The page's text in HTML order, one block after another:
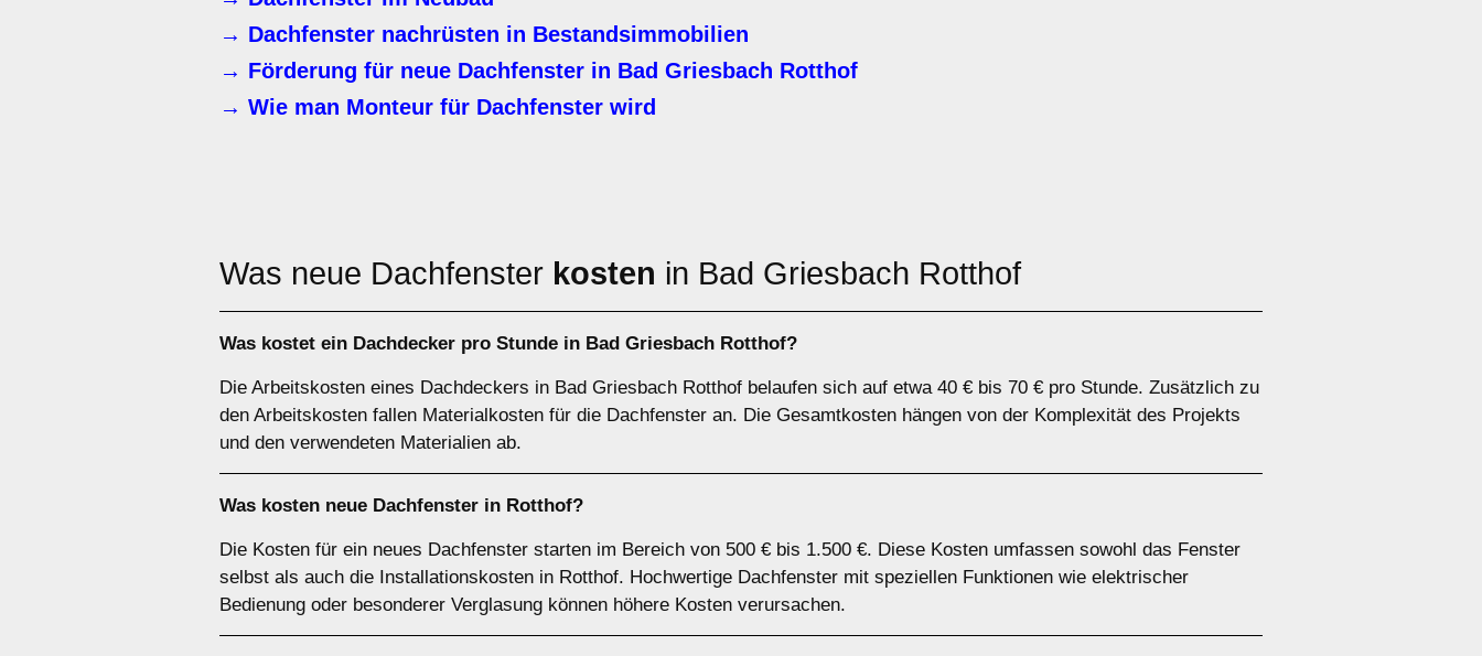
→ Dachfenster nachrüsten in Bestandsimmobilien
→ Förderung für neue Dachfenster in Bad Griesbach Rotthof
→ Wie man Monteur für Dachfenster wird
Was neue Dachfenster kosten in Bad Griesbach Rotthof
Was kostet ein Dachdecker pro Stunde in Bad Griesbach Rotthof?
Die Arbeitskosten eines Dachdeckers in Bad Griesbach Rotthof belaufen sich auf etwa 40 € bis 70 € pro Stunde. Zusätzlich zu
den Arbeitskosten fallen Materialkosten für die Dachfenster an. Die Gesamtkosten hängen von der Komplexität des Projekts
und den verwendeten Materialien ab.
Was kosten neue Dachfenster in Rotthof?
Die Kosten für ein neues Dachfenster starten im Bereich von 500 € bis 1.500 €. Diese Kosten umfassen sowohl das Fenster
selbst als auch die Installationskosten in Rotthof. Hochwertige Dachfenster mit speziellen Funktionen wie elektrischer
Bedienung oder besonderer Verglasung können höhere Kosten verursachen.